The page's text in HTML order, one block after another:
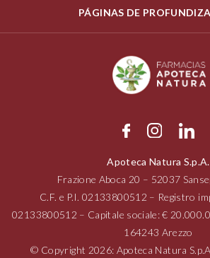
PÁGINAS DE
Apoteca Natura S.p.A.
Frazione Aboca 20 – 52037
C.F. e P.I.02133800512 – Registro
02133800512 – Capitale sociale: €
164243 Arezzo
© Copyright 2026: Apoteca Natura